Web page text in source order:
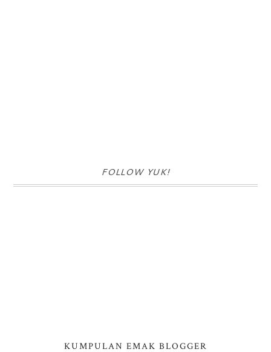
FOLLOW YUK!
KUMPULAN EMAK BLOGGER